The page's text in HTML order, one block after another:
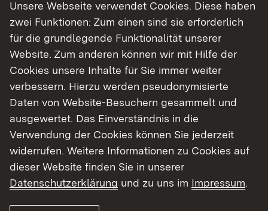
Mühltorstraße separat zugänglich und bietet
eine gewerbliche Nutzung an. Von 1763 bis ins
19. Jahrhundert wurde hier eine Bäckerei
betrieben.
Das Gebäude befindet sich im
Stockwerkseigentum. Die
Eigentumsverhältnisse können aber
problemlos getrennt voneinander
berücksichtigt werden.
Es wurde eine dendrochronologische
Altersbestimmung durchgeführt. Danach ist
davon auszugehen, dass die Erbauung des
Gebäudes 1502 stattgefunden hat.
Unsere Webseite verwendet Cookies. Diese haben
zwei Funktionen: Zum einen sind sie erforderlich
für die grundlegende Funktionalität unserer
Website. Zum anderen können wir mit Hilfe der
Cookies unsere Inhalte für Sie immer weiter
verbessern. Hierzu werden pseudonymisierte
Daten von Website-Besuchern gesammelt und
ausgewertet. Das Einverständnis in die
Verwendung der Cookies können Sie jederzeit
widerrufen. Weitere Informationen zu Cookies auf
dieser Website finden Sie in unserer
Datenschutzerklärung und zu uns im Impressum.